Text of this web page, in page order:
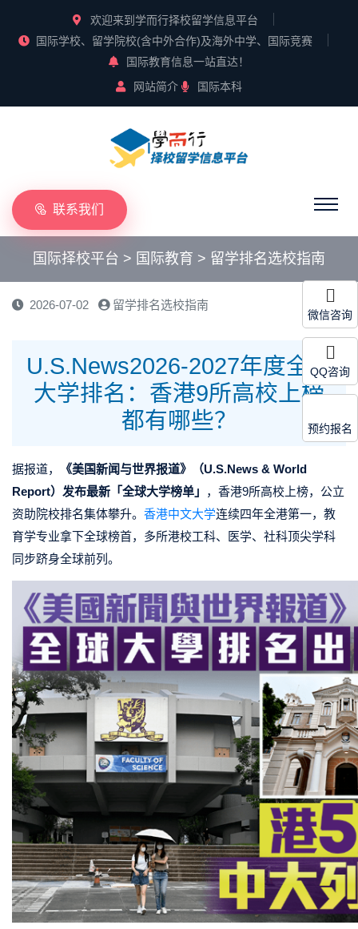
欢迎来到学而行择校留学信息平台
国际学校、留学院校(含中外合作)及海外中学、国际竞赛
国际教育信息一站直达！
网站简介
国际本科
联系我们
国际择校平台 > 国际教育 > 留学排名选校指南
2026-07-02 留学排名选校指南
U.S.News2026-2027年度全球
大学排名：香港9所高校上榜
都有哪些？
据报道，
《美国新闻与世界报道》（U.S.News & World
Report）发布最新「全球大学榜单」
，香港9所高校上榜，公立
资助院校排名集体攀升。 香港中文大学连续四年全港第一，教
育学专业拿下全球榜首，多所港校工科、医学、社科顶尖学科
同步跻身全球前列。
微信咨询
QQ咨询
预约报名